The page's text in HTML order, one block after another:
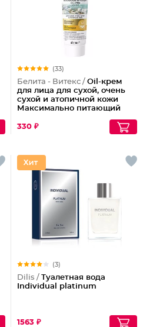
(33)
Белита - Витекс / Oil-крем
для лица для сухой, очень
сухой и атопичной кожи
Максимально питающий
330 ₽
(3)
Dilis / Туалетная вода
Individual platinum
1563 ₽